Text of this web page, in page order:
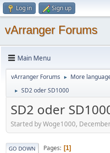
Log in Sign up
vArranger Forums
Main Menu
vArranger Forums ► More
► SD2 oder SD1000
SD2 oder
Started by Woge1000,
GO DOWN Pages 1